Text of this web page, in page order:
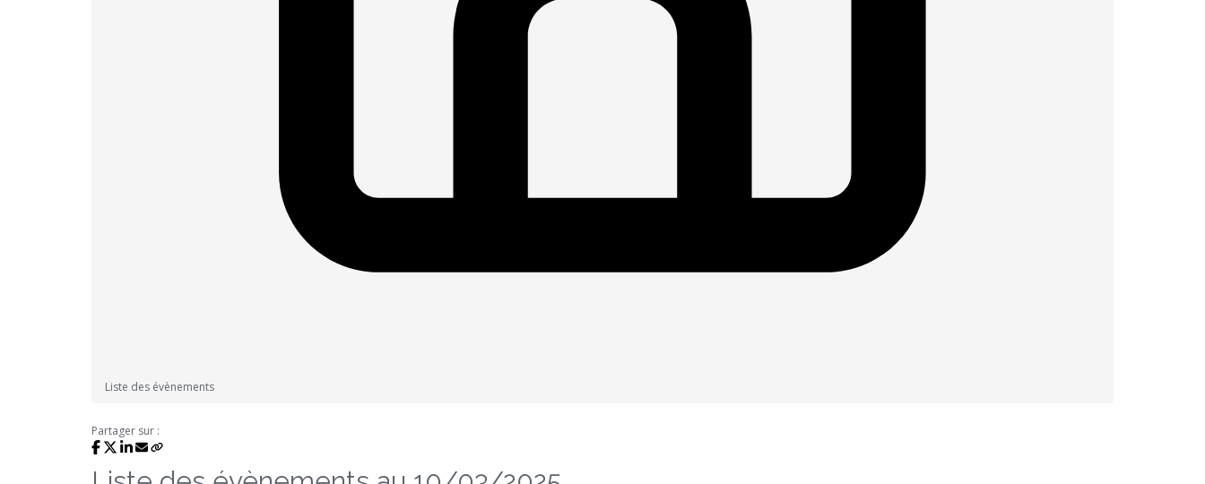
Liste des évènements
Partager sur :